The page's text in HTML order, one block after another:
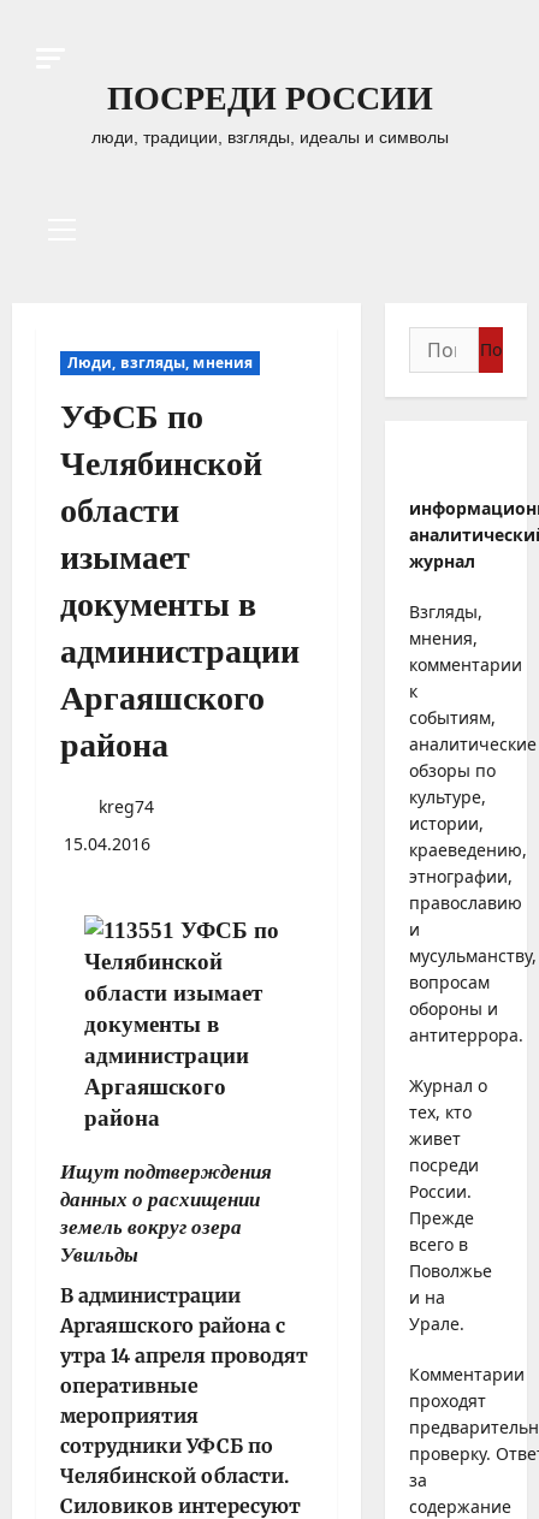
ПОСРЕДИ РОССИИ
люди, традиции, взгляды, идеалы и символы
Люди, взгляды, мнения
УФСБ по
Челябинской
области
изымает
документы в
администрации
Аргаяшского
района
kreg74
15.04.2016
Ищут подтверждения
данных о расхищении
земель вокруг озера
Увильды
В администрации
Аргаяшского района с
утра 14 апреля проводят
оперативные
мероприятия
сотрудники УФСБ по
Челябинской области.
Силовиков интересуют
Найти:
журнал
Взгляды,
мнения,
комментарии
к
событиям,
аналитические
обзоры по
культуре,
истории,
краеведению,
этнографии,
православию
и
мусульманству,
вопросам
обороны и
антитеррора.
Журнал о
тех, кто
живет
посреди
России.
Прежде
всего в
Поволжье
и на
Урале.
Комментарии
проходят
проверку.
за
содержание